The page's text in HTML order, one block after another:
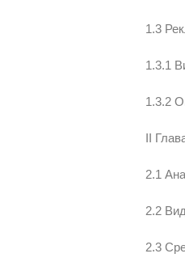
1.3
1.3.1
1.3.2
II
2.1
2.2
2.3